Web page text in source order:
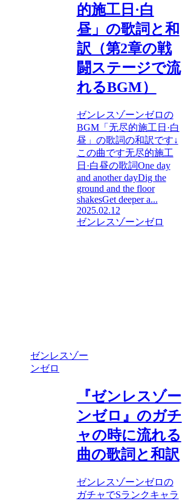
的施工日·白
昼」の歌詞と和
訳（第2章の戦
闘ステージで流
れるBGM）
ゼンレスゾーンゼロの
BGM「无尽的施工日·白
昼」の歌詞の和訳です↓
この曲です无尽的施工
日·白昼の歌詞One day
and another dayDig the
ground and the floor
shakesGet deeper a...
2025.02.12
ゼンレスゾーンゼロ
ゼンレスゾー
ンゼロ
『ゼンレスゾー
ンゼロ』のガチ
ャの時に流れる
曲の歌詞と和訳
ゼンレスゾーンゼロの
ガチャでSランクキャラ